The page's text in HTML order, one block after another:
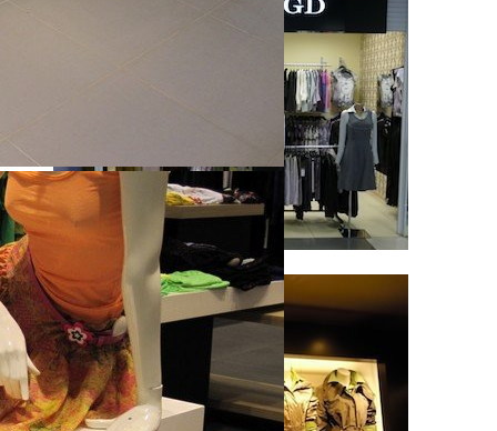
Манекены серии «ABC»